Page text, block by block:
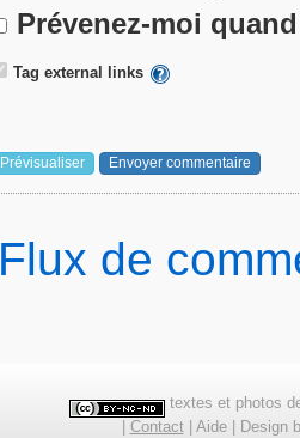
Prévenez-moi
Tag external links
Flux de
textes et photos
Contact| Aide| Design